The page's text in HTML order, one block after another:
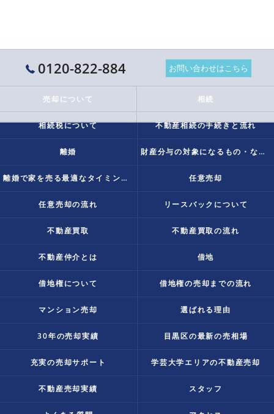
0120-822-884 お問い合わせはこちら
売却について 相続
相続税について 不動産相続の手続きと流れ
離婚 財産分与の対象になるもの・ならないものとは？
離婚で家を売る最適なタイミングは？ 任意売却
任意売却の流れ リースバックについて
不動産買取 不動産買取の流れ
不動産仲介とは 借地
借地権について 借地権の売却までの流れ
マンション売却 選ばれる理由
30年の売却実績 目黒区の最新の売相場
充実の売却サポート 学芸大学エリアの不動産売却
不動産売却実績 スタッフ